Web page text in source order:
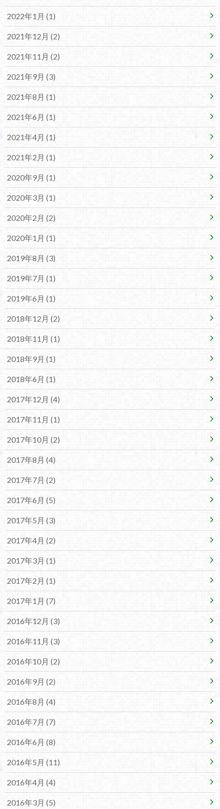
2022年1月 (1)
2021年12月 (2)
2021年11月 (2)
2021年9月 (3)
2021年8月 (1)
2021年6月 (1)
2021年4月 (1)
2021年2月 (1)
2020年9月 (1)
2020年3月 (1)
2020年2月 (2)
2020年1月 (1)
2019年8月 (3)
2019年7月 (1)
2019年6月 (1)
2018年12月 (2)
2018年11月 (1)
2018年9月 (1)
2018年6月 (1)
2017年12月 (4)
2017年11月 (1)
2017年10月 (2)
2017年8月 (4)
2017年7月 (2)
2017年6月 (5)
2017年5月 (3)
2017年4月 (2)
2017年3月 (1)
2017年2月 (1)
2017年1月 (7)
2016年12月 (3)
2016年11月 (3)
2016年10月 (2)
2016年9月 (2)
2016年8月 (4)
2016年7月 (7)
2016年6月 (8)
2016年5月 (11)
2016年4月 (4)
2016年3月 (5)